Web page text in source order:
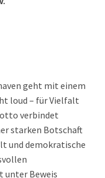
geht mit einem
loud – für Vielfalt
verbindet
starken Botschaft
und demokratische
unter Beweis